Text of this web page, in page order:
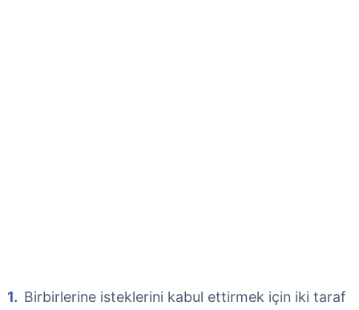
Birbirlerine isteklerini kabul ettirmek için iki taraf